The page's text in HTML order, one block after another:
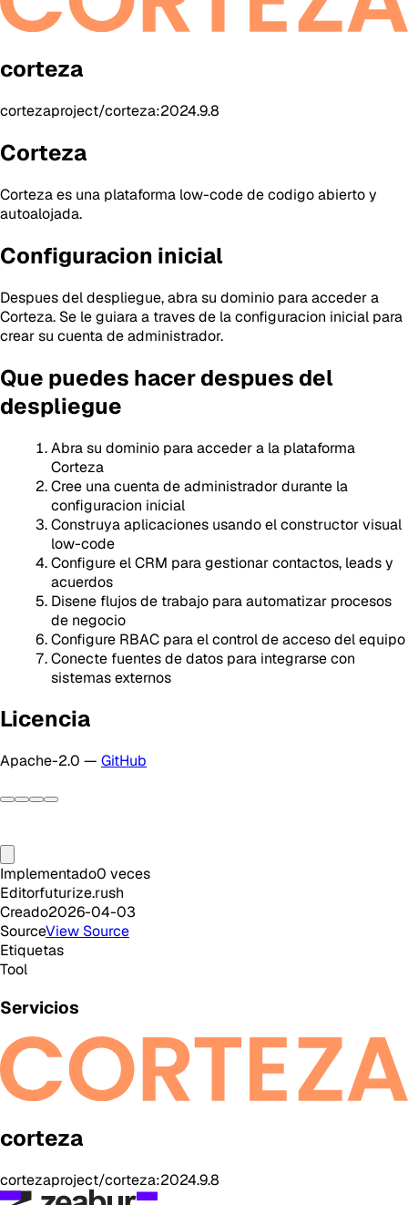
corteza
cortezaproject/corteza:2024.9.8
Corteza
Corteza es una plataforma low-code de codigo abierto y
autoalojada.
Configuracion inicial
Despues del despliegue, abra su dominio para acceder a
Corteza. Se le guiara a traves de la configuracion inicial para
crear su cuenta de administrador.
Que puedes hacer despues del
despliegue
Abra su dominio para acceder a la plataforma
Corteza
Cree una cuenta de administrador durante la
configuracion inicial
Construya aplicaciones usando el constructor visual
low-code
Configure el CRM para gestionar contactos, leads y
acuerdos
Disene flujos de trabajo para automatizar procesos
de negocio
Configure RBAC para el control de acceso del equipo
Conecte fuentes de datos para integrarse con
sistemas externos
Licencia
Apache-2.0 — GitHub
Implementado0 veces
Editorfuturize.rush
Creado2026-04-03
SourceView Source
Etiquetas
Tool
Servicios
corteza
cortezaproject/corteza:2024.9.8